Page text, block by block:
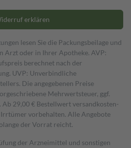
erklären
lesen Sie die Packungsbeilage und
Arzt oder in Ihrer Apotheke. AVP:
berechnet nach der
UVP: Unverbindliche
Die angegebenen Preise
Mehrwertsteuer, ggf.
Ab 29,00 € Bestell­wert versand­kosten­
vorbehalten. Alle Angebote
der Vorrat reicht.
der Arzneimittel und sonstigen